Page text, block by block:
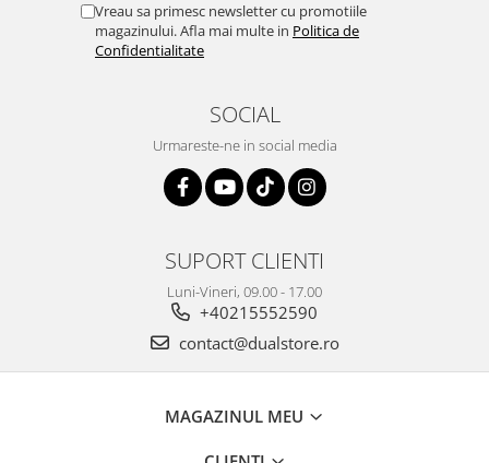
Vreau sa primesc newsletter cu promotiile
magazinului. Afla mai multe in Politica de
Confidentialitate
SOCIAL
Urmareste-ne in social media
SUPORT CLIENTI
Luni-Vineri, 09.00 - 17.00
+40215552590
contact@dualstore.ro
MAGAZINUL MEU